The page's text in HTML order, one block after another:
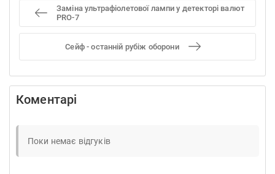
Заміна ультрафіолетової лампи у детекторі валют
PRO-7
Сейф - останній рубіж оборони
Коментарі
Поки немає відгуків